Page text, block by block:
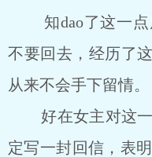
知dao了这一点
不要回去，经历了
从来不会手下留情。
好在女主对这一
定写一封回信，表